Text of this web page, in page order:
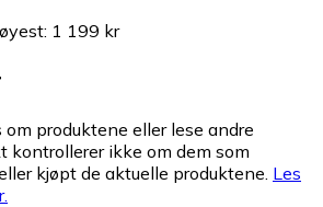
: 1 199 kr
produktene eller lese andre
kontrollerer ikke om dem som
kjøpt de aktuelle produktene. Les